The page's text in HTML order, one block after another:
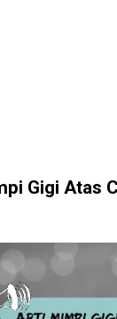
Gigi Atas